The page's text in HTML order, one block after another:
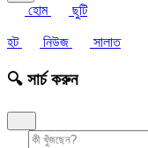
হোম ছুটি
হট নিউজ সালাত
🔍 সার্চ করুন